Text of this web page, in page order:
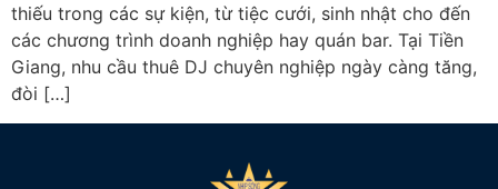
thiếu trong các sự kiện, từ tiệc cưới, sinh nhật cho đến
các chương trình doanh nghiệp hay quán bar. Tại Tiền
Giang, nhu cầu thuê DJ chuyên nghiệp ngày càng tăng,
đòi […]